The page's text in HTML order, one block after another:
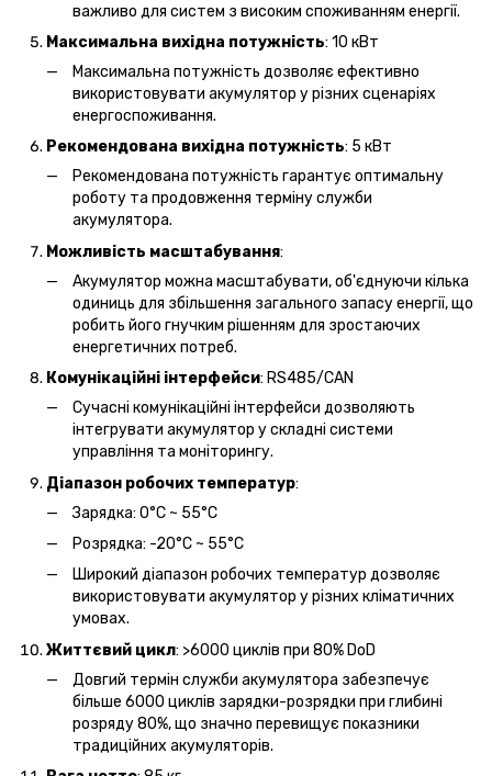
важливо для систем з високим споживанням енергії.
Максимальна вихідна потужність: 10 кВт
Максимальна потужність дозволяє ефективно
використовувати акумулятор у різних сценаріях
енергоспоживання.
Рекомендована вихідна потужність: 5 кВт
Рекомендована потужність гарантує оптимальну
роботу та продовження терміну служби
акумулятора.
Можливість масштабування:
Акумулятор можна масштабувати, об'єднуючи кілька
одиниць для збільшення загального запасу енергії, що
робить його гнучким рішенням для зростаючих
енергетичних потреб.
Комунікаційні інтерфейси: RS485/CAN
Сучасні комунікаційні інтерфейси дозволяють
інтегрувати акумулятор у складні системи
управління та моніторингу.
Діапазон робочих температур:
Зарядка: 0°C ~ 55°C
Розрядка: -20°C ~ 55°C
Широкий діапазон робочих температур дозволяє
використовувати акумулятор у різних кліматичних
умовах.
Життєвий цикл: >6000 циклів при 80% DoD
Довгий термін служби акумулятора забезпечує
більше 6000 циклів зарядки-розрядки при глибині
розряду 80%, що значно перевищує показники
традиційних акумуляторів.